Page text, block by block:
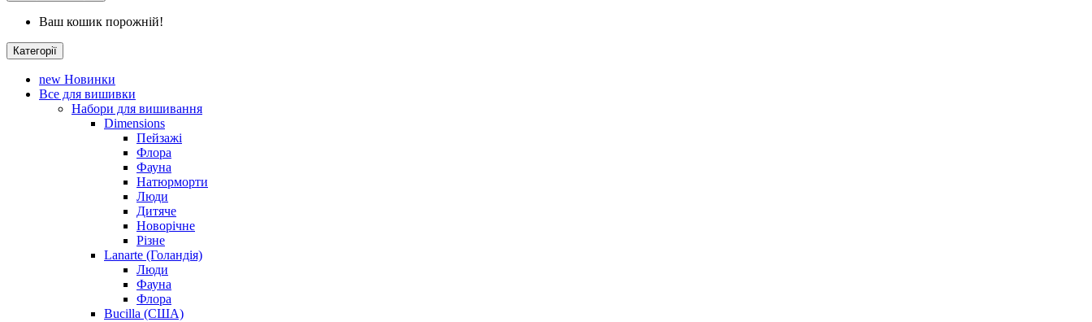
Ваш кошик порожній!
Категорії
new Новинки
Все для вишивки
Набори для вишивання
Dimensions
Пейзажі
Флора
Фауна
Натюрморти
Люди
Дитяче
Новорічне
Різне
Lanarte (Голандія)
Люди
Фауна
Флора
Bucilla (США)